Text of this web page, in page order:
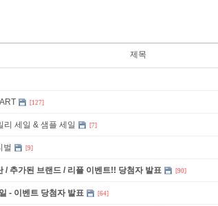
제목
[127]
리 세일 & 샘플 세일 [7]
벌 [9]
/ 추가된 브랜드 / 리플 이벤트!! 당첨자 발표 [90]
- 이벤트 당첨자 발표 [64]